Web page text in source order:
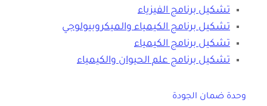
تشكيل برنامج الفيزياء
تشكيل برنامج الكيمياء والميكروبيولوجي
تشكيل برنامج الكيمياء
تشكيل برنامج علم الحيوان والكيمياء
وحدة ضمان الجودة